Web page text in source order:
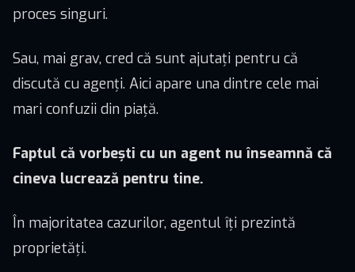
proces singuri.
Sau, mai grav, cred că sunt ajutați pentru că
discută cu agenți. Aici apare una dintre cele mai
mari confuzii din piață.
Faptul că vorbești cu un agent nu înseamnă că
cineva lucrează pentru tine.
În majoritatea cazurilor, agentul îți prezintă
proprietăți.